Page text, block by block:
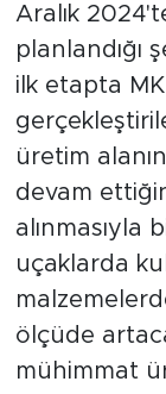
Aralık
planlandığı
ilk etapta
üretim
devam
alınmasıyla
uçaklarda
ölçüde
mühimmat